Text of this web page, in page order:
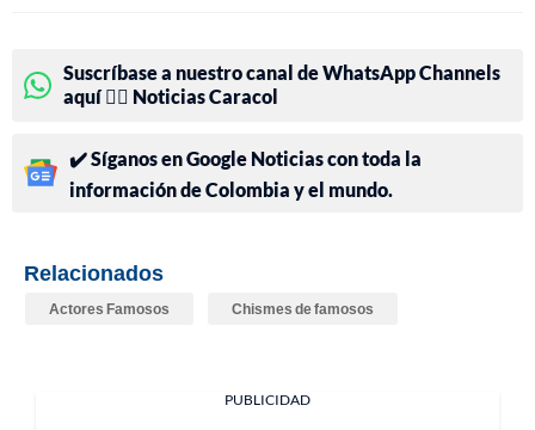
Suscríbase a nuestro canal de WhatsApp Channels
aquí 👉🏻 Noticias Caracol
✔️ Síganos en Google Noticias con toda la
información de Colombia y el mundo.
Relacionados
Actores Famosos Chismes de famosos
PUBLICIDAD